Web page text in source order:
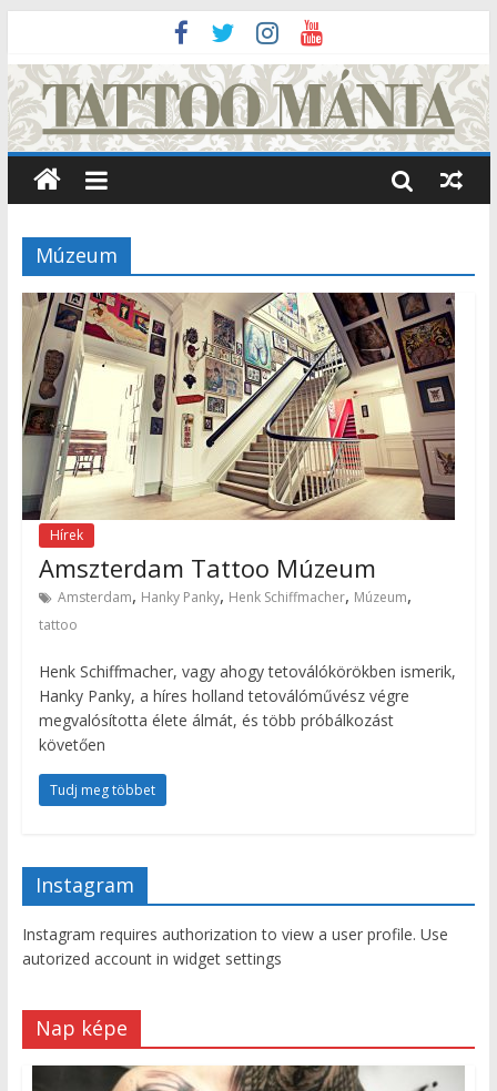
Múzeum
Hírek
Amszterdam Tattoo Múzeum
Amsterdam, Hanky Panky, Henk Schiffmacher, Múzeum,
tattoo
Henk Schiffmacher, vagy ahogy tetoválókörökben ismerik,
Hanky Panky, a híres holland tetoválóművész végre
megvalósította élete álmát, és több próbálkozást
követően
Tudj meg többet
Instagram
Instagram requires authorization to view a user profile. Use
autorized account in widget settings
Nap képe